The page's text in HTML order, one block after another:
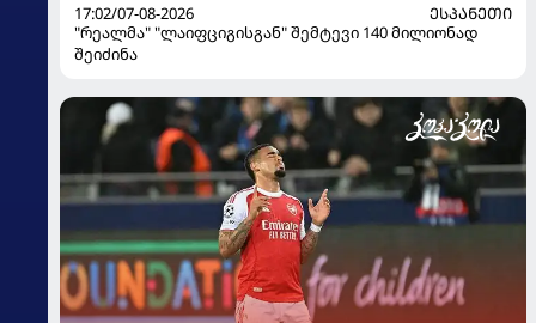
17:02/07-08-2026
ᲔᲡᲞᲐᲜᲔᲗᲘ
"რეალმა" "ლაიფციგისგან" შემტევი 140 მილიონად
შეიძინა